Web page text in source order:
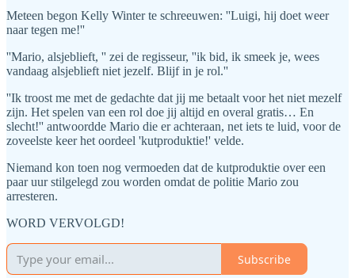
Meteen begon Kelly Winter te schreeuwen: ''Luigi, hij doet weer
naar tegen me!''
''Mario, alsjeblieft, '' zei de regisseur, ''ik bid, ik smeek je, wees
vandaag alsjeblieft niet jezelf. Blijf in je rol.''
''Ik troost me met de gedachte dat jij me betaalt voor het niet mezelf
zijn. Het spelen van een rol doe jij altijd en overal gratis… En
slecht!'' antwoordde Mario die er achteraan, net iets te luid, voor de
zoveelste keer het oordeel 'kutproduktie!' velde.
Niemand kon toen nog vermoeden dat de kutproduktie over een
paar uur stilgelegd zou worden omdat de politie Mario zou
arresteren.
WORD VERVOLGD!
Subscribe